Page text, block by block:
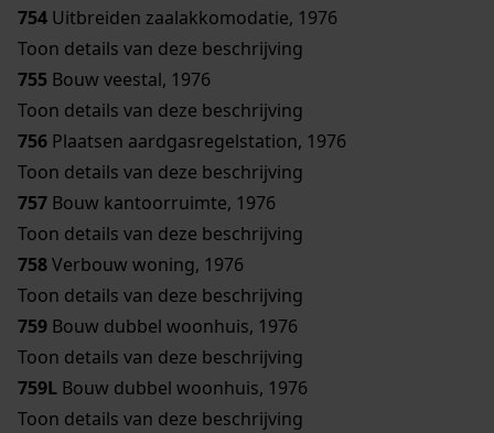
754 Uitbreiden zaalakkomodatie, 1976
Toon details van deze beschrijving
755 Bouw veestal, 1976
Toon details van deze beschrijving
756 Plaatsen aardgasregelstation, 1976
Toon details van deze beschrijving
757 Bouw kantoorruimte, 1976
Toon details van deze beschrijving
758Verbouw woning, 1976
Toon details van deze beschrijving
759 Bouw dubbel woonhuis, 1976
Toon details van deze beschrijving
759L Bouw dubbel woonhuis, 1976
Toon details van deze beschrijving